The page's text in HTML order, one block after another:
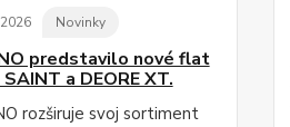
2026 Novinky
predstavilo nové flat
a DEORE XT.
rozširuje svoj sortiment